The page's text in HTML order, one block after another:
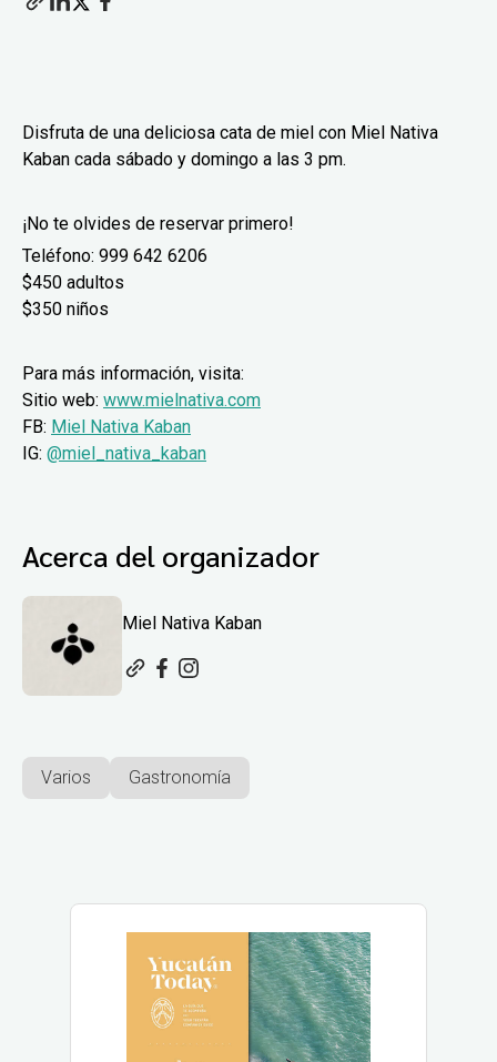
Disfruta de una deliciosa cata de miel con Miel Nativa
Kaban cada sábado y domingo a las 3 pm.
¡No te olvides de reservar primero!
Teléfono: 999 642 6206
$450 adultos
$350 niños
Para más información, visita:
Sitio web: www.mielnativa.com
FB: Miel Nativa Kaban
IG: @miel_nativa_kaban
Acerca del organizador
Miel Nativa Kaban
Varios Gastronomía